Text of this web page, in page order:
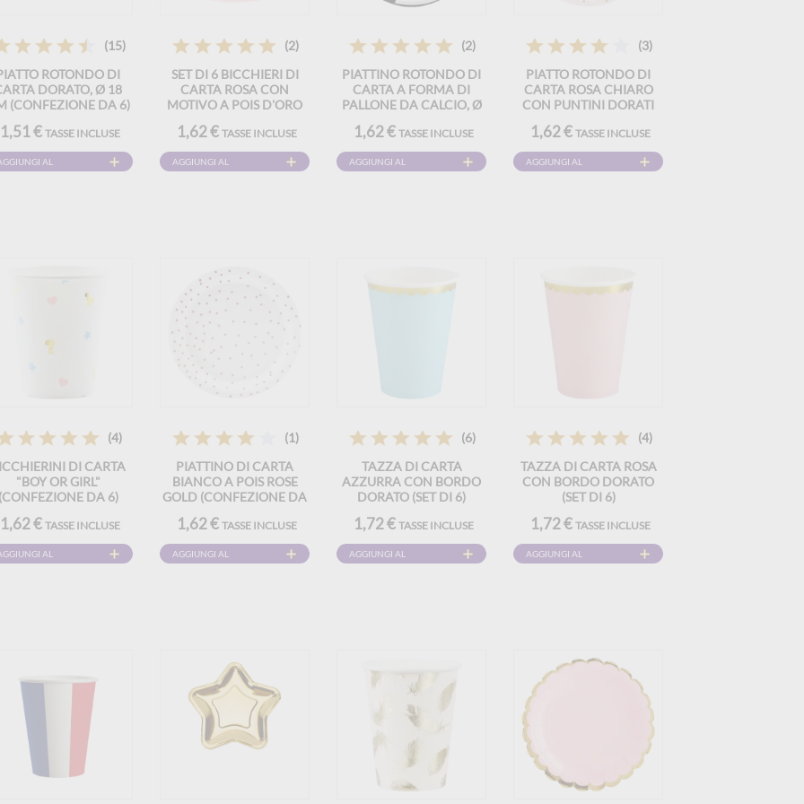
(15)
ROTONDO DI
DORATO, Ø 18
(CONFEZIONE DA 6)
1,51 €TASSE INCLUSE
AL
(2)
SET DI 6 BICCHIERI DI
CARTA ROSA CON
MOTIVO A POIS D'ORO
1,62 €TASSE INCLUSE
AGGIUNGI AL
(2)
PIATTINO ROTONDO DI
CARTA A FORMA DI
PALLONE DA CALCIO, Ø
6)
1,62 €TASSE INCLUSE
AGGIUNGI AL
(3)
PIATTO ROTONDO DI
CARTA ROSA CHIARO
CON PUNTINI DORATI
1,62 €TASSE INCLUSE
AGGIUNGI AL
(4)
DI CARTA
"BOY OR GIRL"
DA 6)
1,62 €TASSE INCLUSE
AL
(1)
PIATTINO DI CARTA
BIANCO A POIS ROSE
GOLD (CONFEZIONE DA
1,62 €TASSE INCLUSE
AGGIUNGI AL
(6)
TAZZA DI CARTA
AZZURRA CON BORDO
DORATO (SET DI 6)
1,72 €TASSE INCLUSE
AGGIUNGI AL
(4)
TAZZA DI CARTA ROSA
CON BORDO DORATO
(SET DI 6)
1,72 €TASSE INCLUSE
AGGIUNGI AL